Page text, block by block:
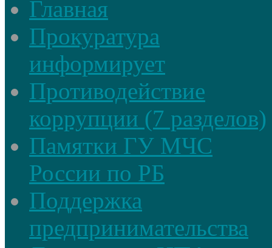
Главная
Прокуратура
информирует
Противодействие
коррупции (7 разделов)
Памятки ГУ МЧС
России по РБ
Поддержка
предпринимательства